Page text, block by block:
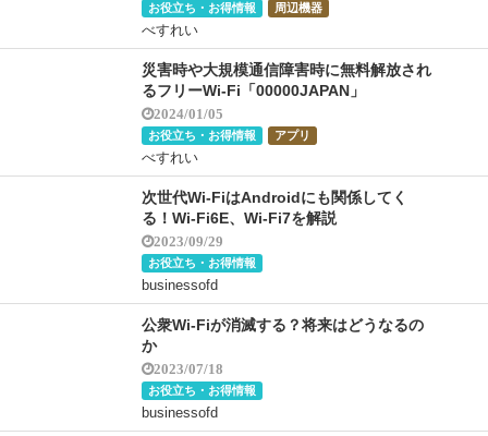
お役立ち・お得情報 周辺機器
べすれい
災害時や大規模通信障害時に無料解放され
るフリーWi-Fi「00000JAPAN」
2024/01/05
お役立ち・お得情報 アプリ
べすれい
次世代Wi-FiはAndroidにも関係してく
る！Wi-Fi6E、Wi-Fi7を解説
2023/09/29
お役立ち・お得情報
businessofd
公衆Wi-Fiが消滅する？将来はどうなるの
か
2023/07/18
お役立ち・お得情報
businessofd